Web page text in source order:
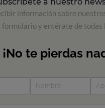
a nuestro
información sobre
formulario y entérate de todas